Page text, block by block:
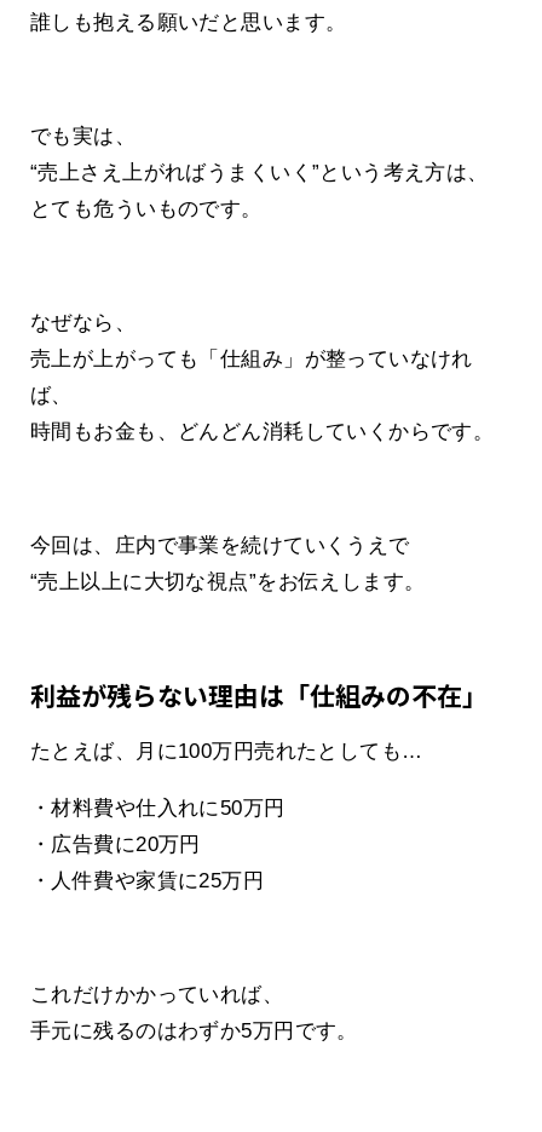
誰しも抱える願いだと思います。
でも実は、
“売上さえ上がればうまくいく”という考え方は、
とても危ういものです。
なぜなら、
売上が上がっても「仕組み」が整っていなけれ
ば、
時間もお金も、どんどん消耗していくからです。
今回は、庄内で事業を続けていくうえで
“売上以上に大切な視点”をお伝えします。
利益が残らない理由は「仕組みの不在」
たとえば、月に100万円売れたとしても…
・材料費や仕入れに50万円
・広告費に20万円
・人件費や家賃に25万円
これだけかかっていれば、
手元に残るのはわずか5万円です。